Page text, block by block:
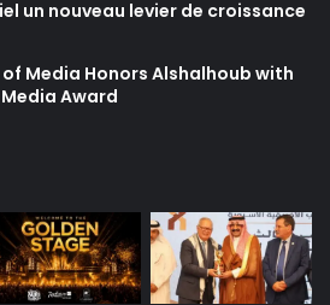
un nouveau levier de croissance
Media Honors Alshalhoub with
Award